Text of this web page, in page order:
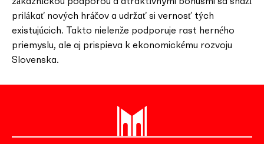
prilákať nových hráčov a udržať si vernosť tých
existujúcich. Takto nielenže podporuje rast herného
priemyslu, ale aj prispieva k ekonomickému rozvoju
Slovenska.